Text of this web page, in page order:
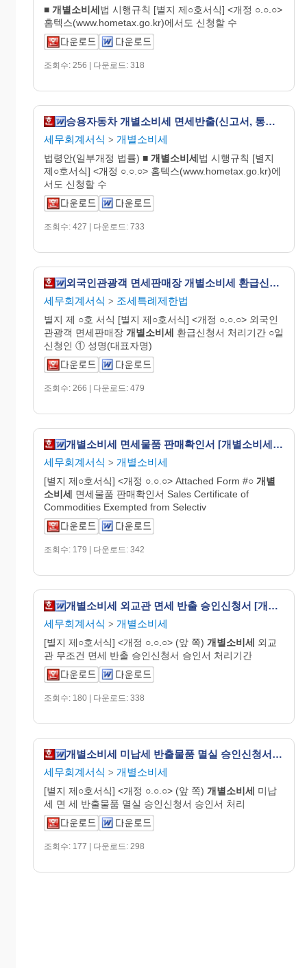
■ 개별소비세법 시행규칙 [별지 제○호서식] <개정 ○.○.○>
홈텍스(www.hometax.go.kr)에서도 신청할 수
조회수: 256 | 다운로드: 318
승용자동차 개별소비세 면세반출(신고서, 통보서) [개별소비세법 시행규칙 서식42]
세무회계서식 > 개별소비세
법령안(일부개정 법률) ■ 개별소비세법 시행규칙 [별지
제○호서식] <개정 ○.○.○> 홈텍스(www.hometax.go.kr)에
서도 신청할 수
조회수: 427 | 다운로드: 733
외국인관광객 면세판매장 개별소비세 환급신청서 [외국인관광객 등에 대한 부가가치세 및 개별소비세 특례규정 시행규칙 서식7]
세무회계서식 > 조세특례제한법
별지 제 ○호 서식 [별지 제○호서식] <개정 ○.○.○> 외국인
관광객 면세판매장 개별소비세 환급신청서 처리기간 ○일
신청인 ① 성명(대표자명)
조회수: 266 | 다운로드: 479
개별소비세 면세물품 판매확인서 [개별소비세법 시행규칙 서식21]
세무회계서식 > 개별소비세
[별지 제○호서식] <개정 ○.○.○> Attached Form #○ 개별
소비세 면세물품 판매확인서 Sales Certificate of
Commodities Exempted from Selectiv
조회수: 179 | 다운로드: 342
개별소비세 외교관 면세 반출 승인신청서 [개별소비세법 시행규칙 서식11]
세무회계서식 > 개별소비세
[별지 제○호서식] <개정 ○.○.○> (앞 쪽) 개별소비세 외교
관 무조건 면세 반출 승인신청서 승인서 처리기간
조회수: 180 | 다운로드: 338
개별소비세 미납세 반출물품 멸실 승인신청서 [개별소비세법 시행규칙 서식14]
세무회계서식 > 개별소비세
[별지 제○호서식] <개정 ○.○.○> (앞 쪽) 개별소비세 미납
세 면 세 반출물품 멸실 승인신청서 승인서 처리
조회수: 177 | 다운로드: 298